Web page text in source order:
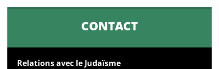
CONTACT
Relations avec le Judaïsme